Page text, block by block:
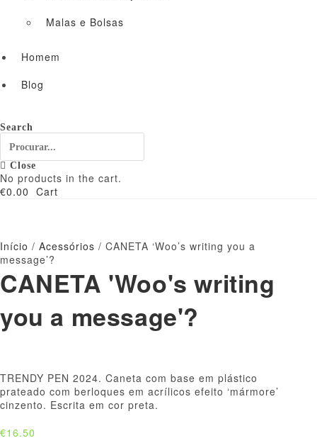
Malas e Bolsas
Homem
Blog
Search
Close
No products in the cart.
€0.00 Cart
Início / Acessórios / CANETA ‘Woo’s writing you a
message’?
CANETA 'Woo's writing
you a message'?
TRENDY PEN 2024. Caneta com base em plástico
prateado com berloques em acrílicos efeito ‘mármore’
cinzento. Escrita em cor preta.
€16.50